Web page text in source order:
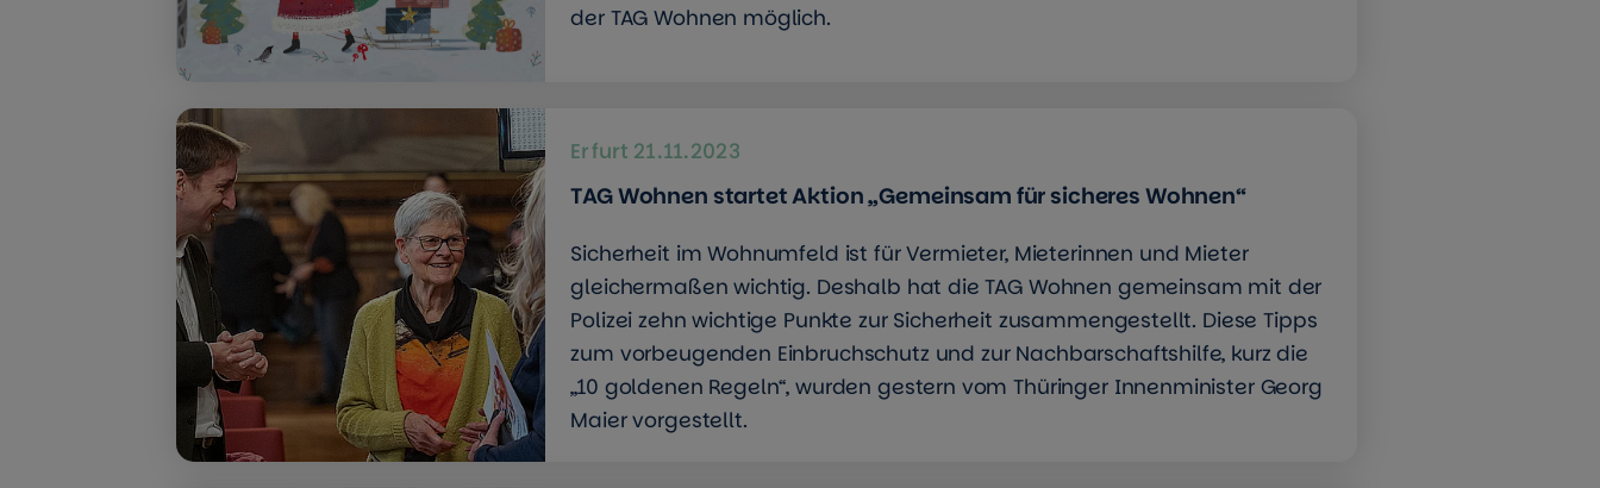
der TAG Wohnen möglich.
Erfurt 21.11.2023
TAG Wohnen startet Aktion „Gemeinsam für sicheres Wohnen“
Sicherheit im Wohnumfeld ist für Vermieter, Mieterinnen und Mieter
gleichermaßen wichtig. Deshalb hat die TAG Wohnen gemeinsam mit der
Polizei zehn wichtige Punkte zur Sicherheit zusammengestellt. Diese Tipps
zum vorbeugenden Einbruchschutz und zur Nachbarschaftshilfe, kurz die
„10 goldenen Regeln“, wurden gestern vom Thüringer Innenminister Georg
Maier vorgestellt.